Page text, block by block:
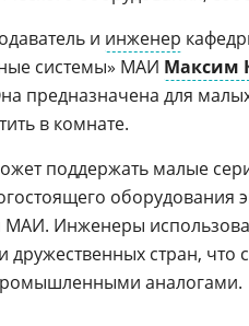
и инженер
системы» МАИ Максим
предназначена для
в комнате.
поддержать малые
МАИ. Инженеры
и дружественных стран, что
аналогами.